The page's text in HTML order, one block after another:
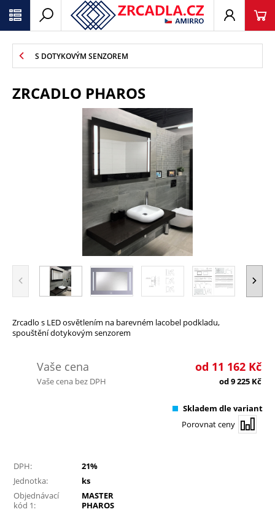
S DOTYKOVÝM SENZOREM
ZRCADLO PHAROS
Zrcadlo s LED osvětlením na barevném lacobel podkladu,
spouštění dotykovým senzorem
Vaše cena od 11 162 Kč
Vaše cena bez DPH od9 225 Kč
Skladem dle variant
Porovnat ceny
DPH:
21%
Jednotka:
ks
Objednávací
kód 1:
MASTER
PHAROS